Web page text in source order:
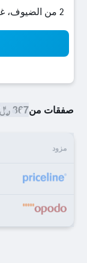
2 من الضيوف، غرفة واحدة
صفقات من367 ﷼
مزود